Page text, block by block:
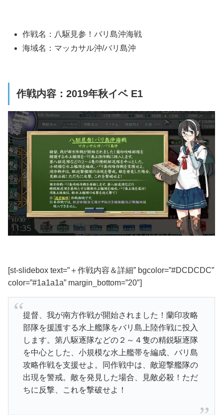
作戦名：八駆見参！バリ島沖海戦
海域名：マッカサル沖/バリ島沖
作戦内容：2019年秋イベ E1
[st-slidebox text=”＋作戦内容＆詳細” bgcolor=”#DCDCDC”
color=”#1a1a1a” margin_bottom=”20″]
提督、我が南方作戦が開始されました！蘭印攻略
部隊を援護する水上艦隊をバリ島上陸作戦に投入
します。第八駆逐隊などの２～４隻の精鋭駆逐隊
を中心とした、小規模な水上艦帯を編成、バリ島
攻略作戦を支援せよ。同作戦中は、敵迎撃艦隊の
出現を警戒。敵を発見した場合、見敵必殺！ただ
ちに反撃、これを撃破せよ！